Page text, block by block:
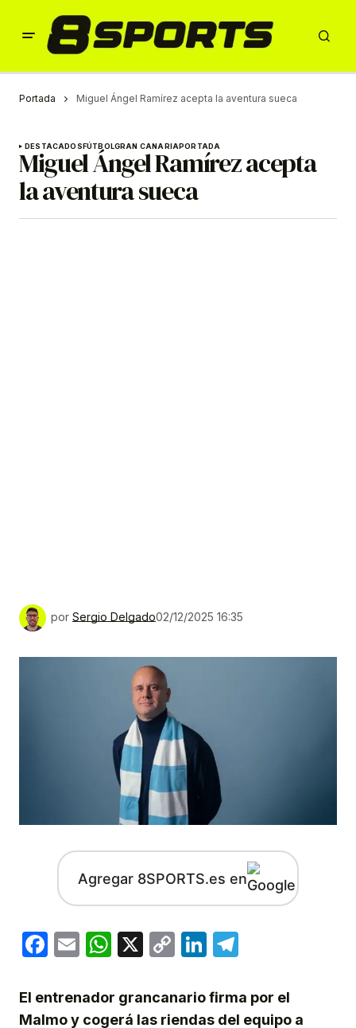
Portada Miguel Ángel Ramírez acepta la aventura sueca
DESTACADOSFÚTBOLGRAN CANARIAPORTADA
Miguel Ángel Ramírez acepta
la aventura sueca
por Sergio Delgado02/12/2025 16:35
Agregar 8SPORTS.es en
Facebook
EmailWhatsApp
X
CopyLinkedIn
El entrenador grancanario firma por el
Malmo y cogerá las riendas del equipo a